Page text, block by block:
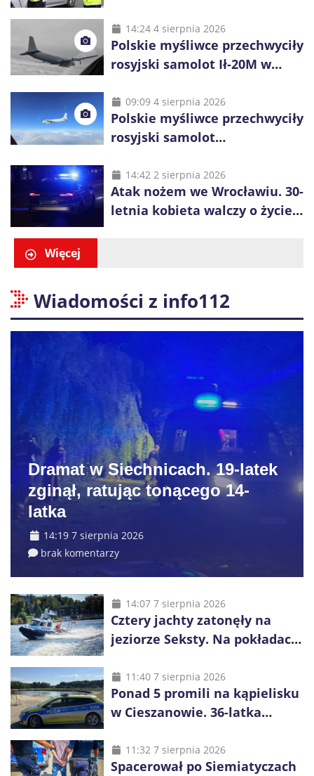
14:24 4 sierpnia 2026
Polskie myśliwce przechwyciły
rosyjski samolot Ił-20M w
09:09 4 sierpnia 2026
Polskie myśliwce przechwyciły
rosyjski samolot
14:42 2 sierpnia 2026
Atak nożem we Wrocławiu. 30-
letnia kobieta walczy o życie,
Więcej
Wiadomości z info112
Dramat w Siechnicach. 19-latek
zginął, ratując tonącego 14-
latka
14:19 7 sierpnia 2026
brak komentarzy
14:07 7 sierpnia 2026
Cztery jachty zatonęły na
jeziorze Seksty. Na pokładach
małoletnich
11:40 7 sierpnia 2026
Ponad 5 promili na kąpielisku
w Cieszanowie. 36-latka
z wody
11:32 7 sierpnia 2026
Spacerował po Siemiatyczach